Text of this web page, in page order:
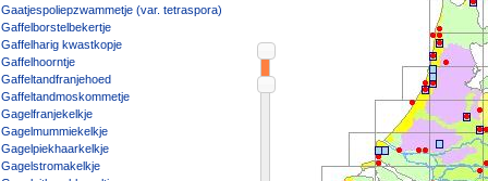
Gaatjespoliepzwammetje (var. tetraspora)
Gaffelborstelbekertje
Gaffelharig kwastkopje
Gaffelhoorntje
Gaffeltandfranjehoed
Gaffeltandmoskommetje
Gagelfranjekelkje
Gagelmummiekelkje
Gagelpiekhaarkelkje
Gagelstromakelkje